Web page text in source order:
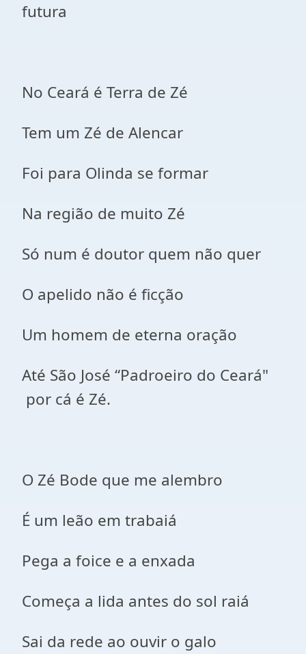
futura
No Ceará é Terra de Zé
Tem um Zé de Alencar
Foi para Olinda se formar
Na região de muito Zé
Só num é doutor quem não quer
O apelido não é ficção
Um homem de eterna oração
Até São José “Padroeiro do Ceará"
por cá é Zé.
O Zé Bode que me alembro
É um leão em trabaiá
Pega a foice e a enxada
Começa a lida antes do sol raiá
Sai da rede ao ouvir o galo